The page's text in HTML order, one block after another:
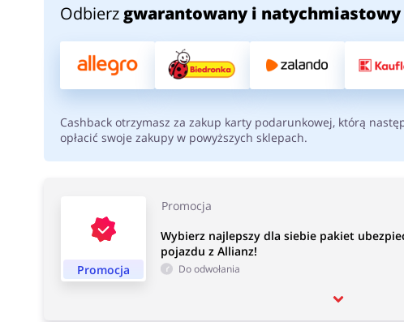
Promocja
Promocja
Wybierz najlepszy dla siebie pakiet
pojazdu z Allianz!
Do odwołania
Odbierz gwarantowany i natychmiastowy
Cashback otrzymasz za zakup karty podarunkowej, którą
opłacić swoje zakupy w powyższych sklepach.